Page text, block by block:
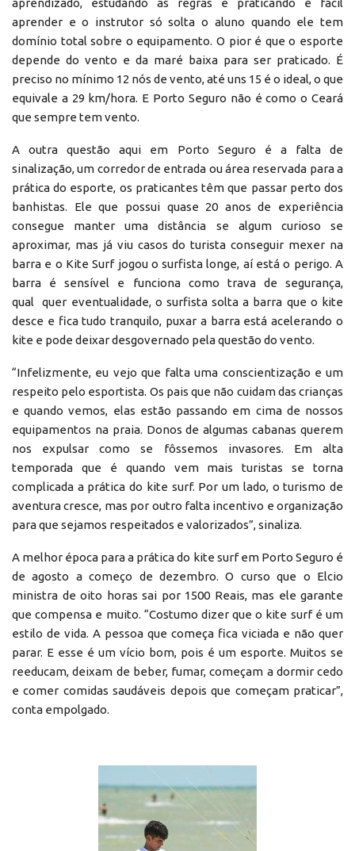
aprender e o instrutor só solta o aluno quando ele tem
domínio total sobre o equipamento. O pior é que o esporte
depende do vento e da maré baixa para ser praticado. É
preciso no mínimo 12 nós de vento, até uns 15 é o ideal, o que
equivale a 29 km/hora. E Porto Seguro não é como o Ceará
que sempre tem vento.
A outra questão aqui em Porto Seguro é a falta de
sinalização, um corredor de entrada ou área reservada para a
prática do esporte, os praticantes têm que passar perto dos
banhistas. Ele que possui quase 20 anos de experiência
consegue manter uma distância se algum curioso se
aproximar, mas já viu casos do turista conseguir mexer na
barra e o Kite Surf jogou o surfista longe, aí está o perigo. A
barra é sensível e funciona como trava de segurança,
qual quer eventualidade, o surfista solta a barra que o kite
desce e fica tudo tranquilo, puxar a barra está acelerando o
kite e pode deixar desgovernado pela questão do vento.
“Infelizmente, eu vejo que falta uma conscientização e um
respeito pelo esportista. Os pais que não cuidam das crianças
e quando vemos, elas estão passando em cima de nossos
equipamentos na praia. Donos de algumas cabanas querem
nos expulsar como se fôssemos invasores. Em alta
temporada que é quando vem mais turistas se torna
complicada a prática do kite surf. Por um lado, o turismo de
aventura cresce, mas por outro falta incentivo e organização
para que sejamos respeitados e valorizados”, sinaliza.
A melhor época para a prática do kite surf em Porto Seguro é
de agosto a começo de dezembro. O curso que o Elcio
ministra de oito horas sai por 1500 Reais, mas ele garante
que compensa e muito. “Costumo dizer que o kite surf é um
estilo de vida. A pessoa que começa fica viciada e não quer
parar. E esse é um vício bom, pois é um esporte. Muitos se
reeducam, deixam de beber, fumar, começam a dormir cedo
e comer comidas saudáveis depois que começam praticar”,
conta empolgado.